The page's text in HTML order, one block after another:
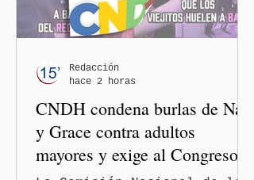
CNDH condena burlas de Nay
y Grace contra adultos
mayores y exige al Congreso
Redacción
hace 2 horas